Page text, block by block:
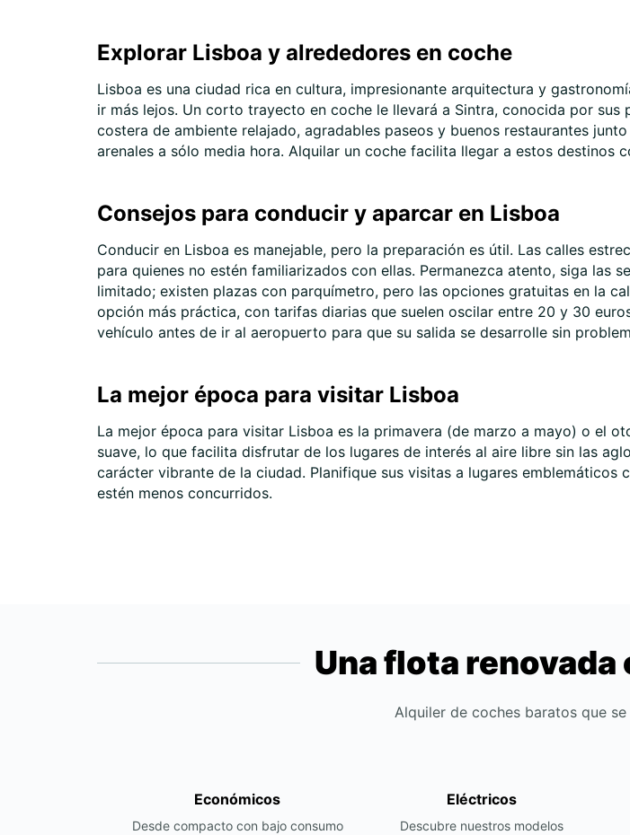
Explorar Lisboa y alrededores en coche
Lisboa es una ciudad rica en cultura, impresionante arquitectura y
ir más lejos. Un corto trayecto en coche le llevará a Sintra, conocida por sus
costera de ambiente relajado, agradables paseos y buenos restaurantes
arenales a sólo media hora. Alquilar un coche facilita llegar a estos destinos
Consejos para conducir y aparcar en Lisboa
Conducir en Lisboa es manejable, pero la preparación es útil. Las calles
para quienes no estén familiarizados con ellas. Permanezca atento, siga las
limitado; existen plazas con parquímetro, pero las opciones gratuitas en la
opción más práctica, con tarifas diarias que suelen oscilar entre 20 y 30
vehículo antes de ir al aeropuerto para que su salida se desarrolle sin
La mejor época para visitar Lisboa
La mejor época para visitar Lisboa es la primavera (de marzo a mayo) o el
suave, lo que facilita disfrutar de los lugares de interés al aire libre sin las
carácter vibrante de la ciudad. Planifique sus visitas a lugares
estén menos concurridos.
Una flota
Alquiler de coches baratos que
Económicos
Desde compacto con bajo consumo
Eléctricos
Descubre nuestros modelos